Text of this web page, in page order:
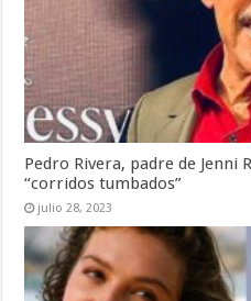
Pedro Rivera, padre de Jenni
“corridos tumbados”
julio 28, 2023